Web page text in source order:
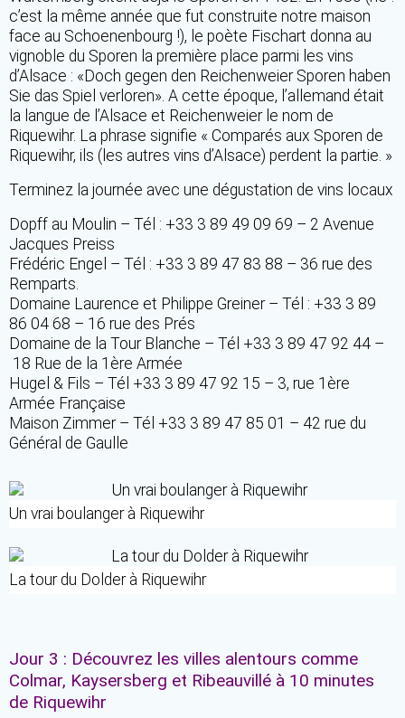
c’est la même année que fut construite notre maison
face au Schoenenbourg !), le poète Fischart donna au
vignoble du Sporen la première place parmi les vins
d’Alsace : «Doch gegen den Reichenweier Sporen haben
Sie das Spiel verloren». A cette époque, l’allemand était
la langue de l’Alsace et Reichenweier le nom de
Riquewihr. La phrase signifie « Comparés aux Sporen de
Riquewihr, ils (les autres vins d’Alsace) perdent la partie. »
Terminez la journée avec une dégustation de vins locaux
Dopff au Moulin – Tél : +33 3 89 49 09 69 – 2 Avenue
Jacques Preiss
Frédéric Engel – Tél : +33 3 89 47 83 88 – 36 rue des
Remparts.
Domaine Laurence et Philippe Greiner – Tél : +33 3 89
86 04 68 – 16 rue des Prés
Domaine de la Tour Blanche – Tél +33 3 89 47 92 44 –
18 Rue de la 1ère Armée
Hugel & Fils – Tél +33 3 89 47 92 15 – 3, rue 1ère
Armée Française
Maison Zimmer – Tél +33 3 89 47 85 01 – 42 rue du
Général de Gaulle
Un vrai boulanger à Riquewihr
La tour du Dolder à Riquewihr
Jour 3 : Découvrez les villes alentours comme
Colmar, Kaysersberg et Ribeauvillé à 10 minutes
de Riquewihr